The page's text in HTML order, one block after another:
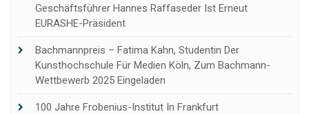
Geschäftsführer Hannes Raffaseder Ist Erneut
EURASHE-Präsident
Bachmannpreis – Fatima Kahn, Studentin Der
Kunsthochschule Für Medien Köln, Zum Bachmann-
Wettbewerb 2025 Eingeladen
100 Jahre Frobenius-Institut In Frankfurt